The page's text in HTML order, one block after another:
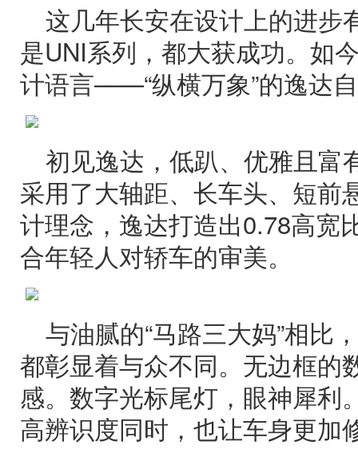
这几年长安在设计上的进步
是UNI系列，都大获成功。如
计语言——“纵横万象”的逸达
初见逸达，低趴、优雅且富
采用了大轴距、长车头、短前
计理念，逸达打造出0.78高宽
合年轻人对轿车的审美。
与油腻的“马路三大妈”相比
都彰显着与众不同。无边框的
感。数字光标尾灯，眼神犀利
高辨识度同时，也让车身更加